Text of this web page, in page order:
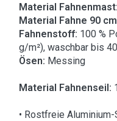
Material Fahnenmast:
Material Fahne 90
Fahnenstoff: 100 %
g/m²), waschbar bis
Ösen: Messing
Material Fahnenseil:
• Rostfreie